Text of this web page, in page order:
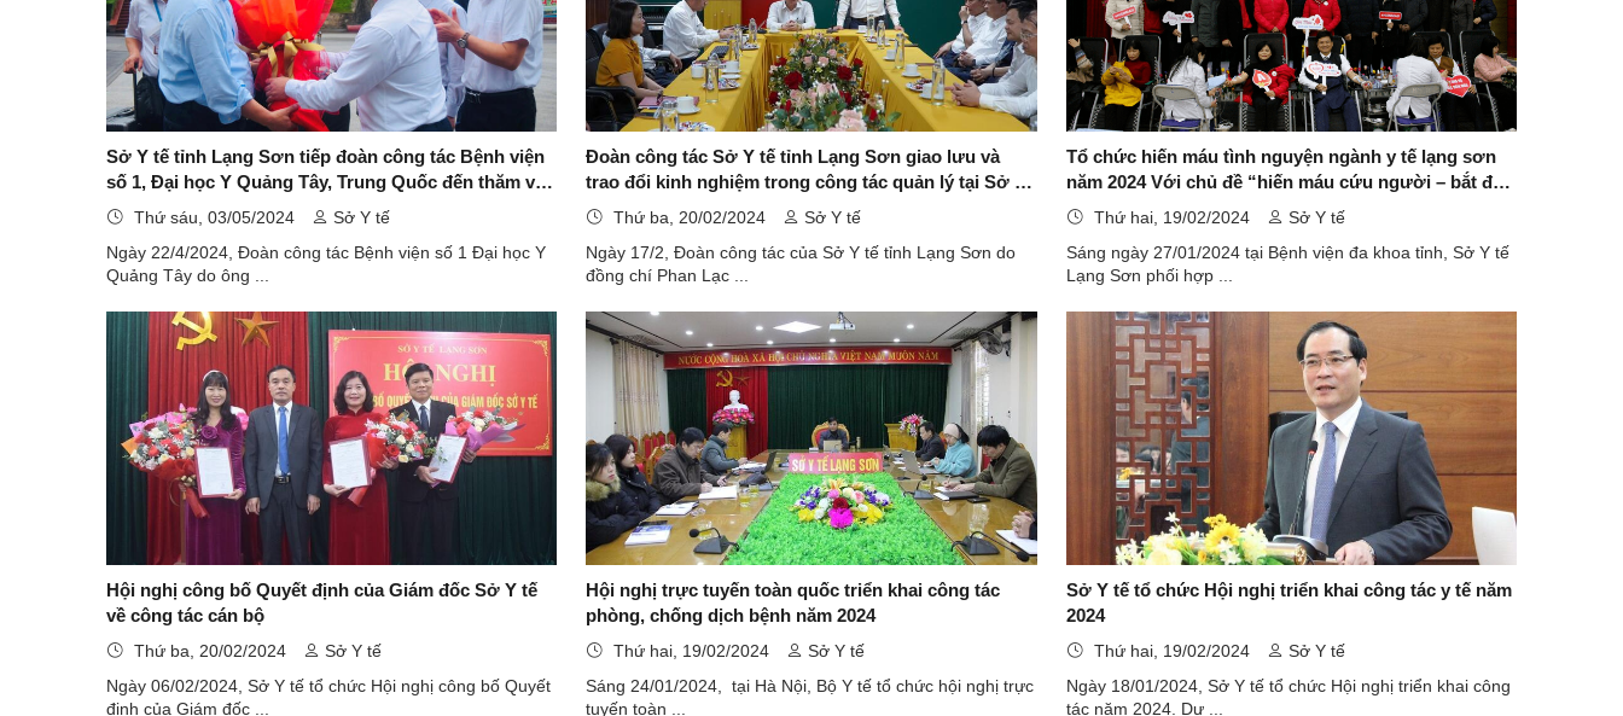
Sở Y tế tỉnh Lạng Sơn tiếp đoàn công tác Bệnh viện
số 1, Đại học Y Quảng Tây, Trung Quốc đến thăm và
làm việc tại Lạng Sơn
Thứ sáu, 03/05/2024
Sở Y tế
Ngày 22/4/2024, Đoàn công tác Bệnh viện số 1 Đại học Y
Quảng Tây do ông ...
Đoàn công tác Sở Y tế tỉnh Lạng Sơn giao lưu và
trao đổi kinh nghiệm trong công tác quản lý tại Sở Y
tế tỉnh Hà Tĩnh
Thứ ba, 20/02/2024
Sở Y tế
Ngày 17/2, Đoàn công tác của Sở Y tế tỉnh Lạng Sơn do
đồng chí Phan Lạc ...
Tổ chức hiến máu tình nguyện ngành y tế lạng sơn
năm 2024 Với chủ đề “hiến máu cứu người – bắt đầu
từ nhà quản lý”
Thứ hai, 19/02/2024
Sở Y tế
Sáng ngày 27/01/2024 tại Bệnh viện đa khoa tỉnh, Sở Y tế
Lạng Sơn phối hợp ...
Hội nghị công bố Quyết định của Giám đốc Sở Y tế
về công tác cán bộ
Thứ ba, 20/02/2024
Sở Y tế
Ngày 06/02/2024, Sở Y tế tổ chức Hội nghị công bố Quyết
định của Giám đốc ...
Hội nghị trực tuyến toàn quốc triển khai công tác
phòng, chống dịch bệnh năm 2024
Thứ hai, 19/02/2024
Sở Y tế
Sáng 24/01/2024, tại Hà Nội, Bộ Y tế tổ chức hội nghị trực
tuyến toàn ...
Sở Y tế tổ chức Hội nghị triển khai công tác y tế năm
2024
Thứ hai, 19/02/2024
Sở Y tế
Ngày 18/01/2024, Sở Y tế tổ chức Hội nghị triển khai công
tác năm 2024. Dự ...